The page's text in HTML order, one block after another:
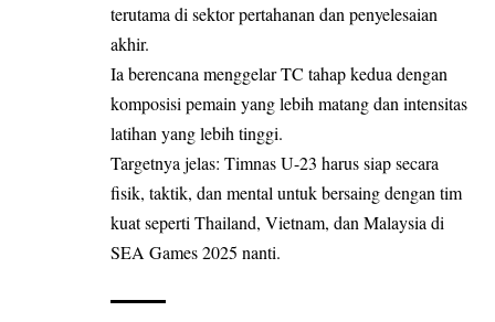
terutama di sektor pertahanan dan penyelesaian
akhir.
Ia berencana menggelar TC tahap kedua dengan
komposisi pemain yang lebih matang dan intensitas
latihan yang lebih tinggi.
Targetnya jelas: Timnas U-23 harus siap secara
fisik, taktik, dan mental untuk bersaing dengan tim
kuat seperti Thailand, Vietnam, dan Malaysia di
SEA Games 2025 nanti.